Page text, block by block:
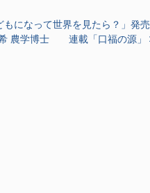
になって世界を見たら？」発売
農学博士 連載「口福の源」